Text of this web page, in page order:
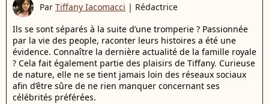
Par Tiffany Iacomacci | Rédactrice
Ils se sont séparés à la suite d’une tromperie ? Passionnée
par la vie des people, raconter leurs histoires a été une
évidence. Connaître la dernière actualité de la famille royale
? Cela fait également partie des plaisirs de Tiffany. Curieuse
de nature, elle ne se tient jamais loin des réseaux sociaux
afin d’être sûre de ne rien manquer concernant ses
célébrités préférées.